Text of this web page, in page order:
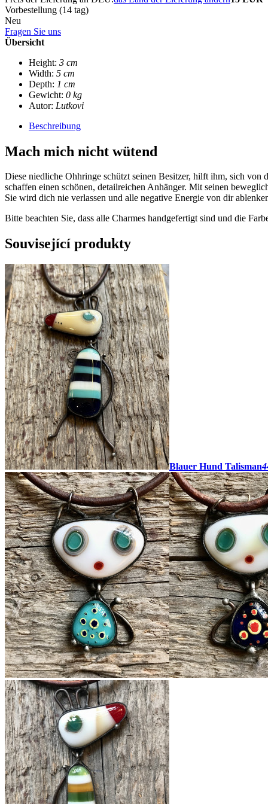
Vorbestellung (14 tag)
Neu
Fragen Sie uns
Übersicht
Height: 3 cm
Width: 5 cm
Depth: 1 cm
Gewicht: 0 kg
Autor: Lutkovi
Beschreibung
Mach mich nicht wütend
Diese niedliche Ohhringe schützt seinen Besitzer, hilft ihm, sich von
schaffen einen schönen, detailreichen Anhänger. Mit seinen
Sie wird dich nie verlassen und alle negative Energie von dir
Bitte beachten Sie, dass alle Charmes handgefertigt sind und die
Související produkty
Blauer Hund Talisman